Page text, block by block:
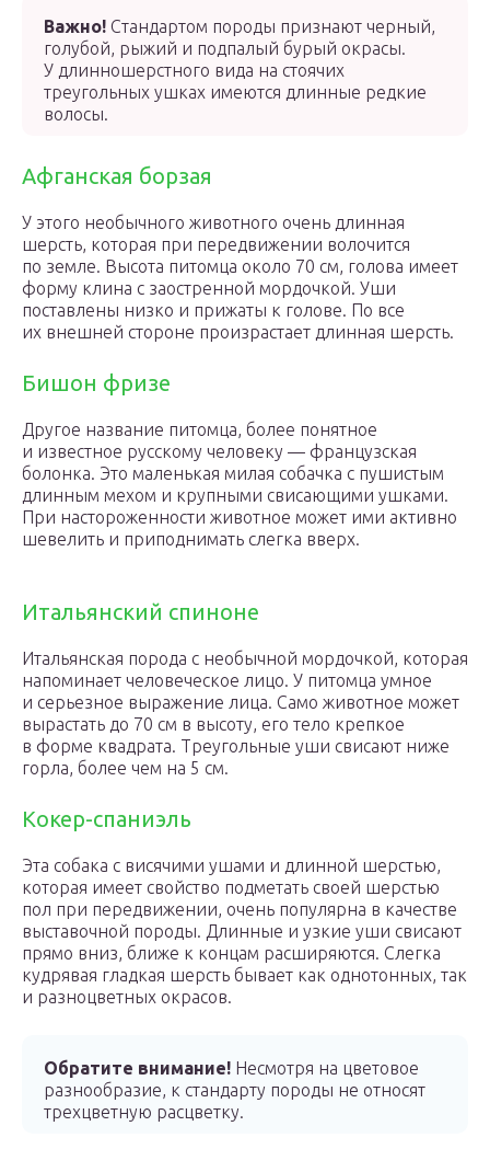
Важно! Стандартом породы признают черный,
голубой, рыжий и подпалый бурый окрасы.
У длинношерстного вида на стоячих
треугольных ушках имеются длинные редкие
волосы.
Афганская борзая
У этого необычного животного очень длинная
шерсть, которая при передвижении волочится
по земле. Высота питомца около 70 см, голова имеет
форму клина с заостренной мордочкой. Уши
поставлены низко и прижаты к голове. По все
их внешней стороне произрастает длинная шерсть.
Бишон фризе
Другое название питомца, более понятное
и известное русскому человеку — французская
болонка. Это маленькая милая собачка с пушистым
длинным мехом и крупными свисающими ушками.
При настороженности животное может ими активно
шевелить и приподнимать слегка вверх.
Итальянский спиноне
Итальянская порода с необычной мордочкой, которая
напоминает человеческое лицо. У питомца умное
и серьезное выражение лица. Само животное может
вырастать до 70 см в высоту, его тело крепкое
в форме квадрата. Треугольные уши свисают ниже
горла, более чем на 5 см.
Кокер-спаниэль
Эта собака с висячими ушами и длинной шерстью,
которая имеет свойство подметать своей шерстью
пол при передвижении, очень популярна в качестве
выставочной породы. Длинные и узкие уши свисают
прямо вниз, ближе к концам расширяются. Слегка
кудрявая гладкая шерсть бывает как однотонных, так
и разноцветных окрасов.
Обратите внимание! Несмотря на цветовое
разнообразие, к стандарту породы не относят
трехцветную расцветку.